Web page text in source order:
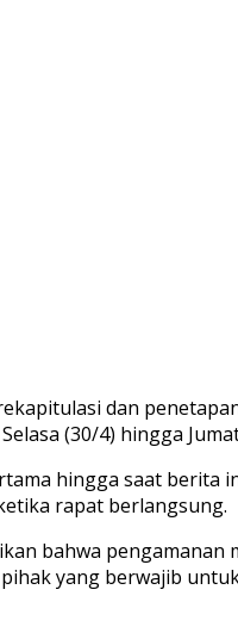
dan
(30/4) hingga
hingga saat
rapat berlangsung.
bahwa
yang berwajib